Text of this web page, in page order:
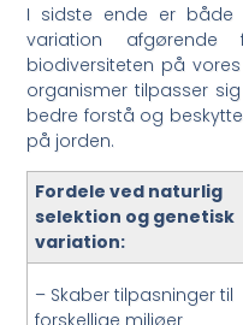
I sidste ende er både
variation
biodiversiteten på
organismer tilpasser
bedre forstå og
på jorden.
Fordele ved naturlig
selektion og genetisk
variation:
– Skaber tilpasninger til
forskellige miljøer